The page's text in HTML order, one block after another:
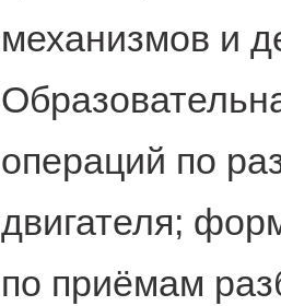
механизмов и
операций по
двигателя;
по приёмам